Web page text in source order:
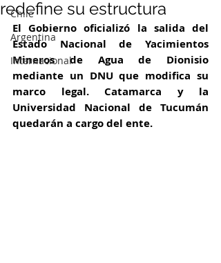
Chile
Argentina
Internacional
redefine su estructura
El Gobierno oficializó la salida del
Estado Nacional de Yacimientos
Mineros de Agua de Dionisio
mediante un DNU que modifica su
marco legal. Catamarca y la
Universidad Nacional de Tucumán
quedarán a cargo del ente.